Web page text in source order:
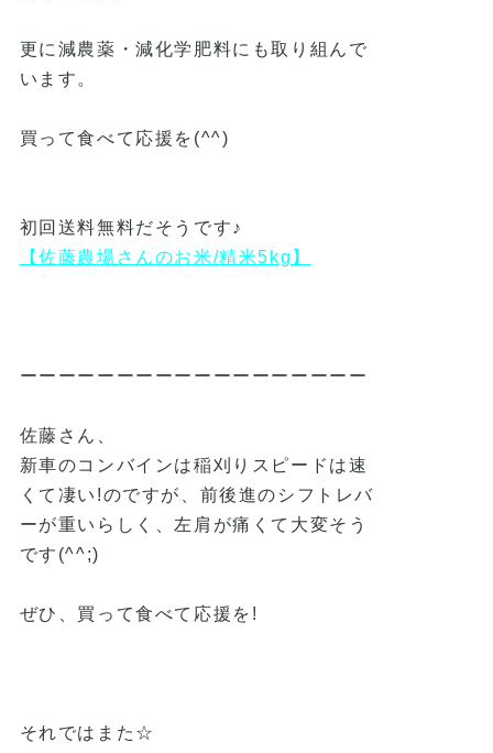
更に減農薬・減化学肥料にも取り組んで
います。
買って食べて応援を (^^)
初回送料無料だそうです♪
【佐藤農場さんのお米/精米5kg】
ーーーーーーーーーーーーーーーーーー
佐藤さん、
新車のコンバインは稲刈りスピードは速
くて凄い!のですが、前後進のシフトレバ
ーが重いらしく、左肩が痛くて大変そう
です(^^;)
ぜひ、買って食べて応援を!
それではまた☆